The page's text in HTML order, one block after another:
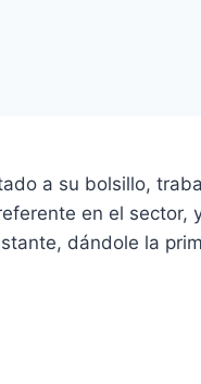
a su bolsillo,
en el
dándole la